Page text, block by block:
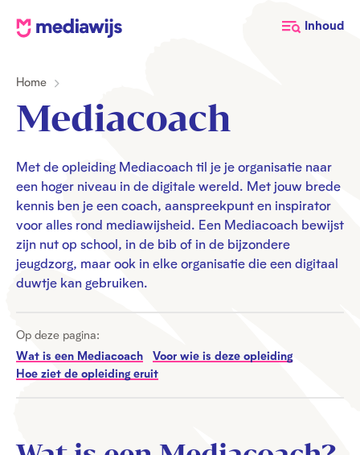
M
w
j
s
Inhoud
Home
Mediacoach
Met de opleiding Mediacoach til je je organisatie naar
een hoger niveau in de digitale wereld. Met jouw brede
kennis ben je een coach, aanspreekpunt en inspirator
voor alles rond mediawijsheid. Een Mediacoach bewijst
zijn nut op school, in de bib of in de bijzondere
jeugdzorg, maar ook in elke organisatie die een digitaal
duwtje kan gebruiken.
Op deze pagina:
Wat is een Mediacoach
Voor wie is deze opleiding
Hoe ziet de opleiding eruit